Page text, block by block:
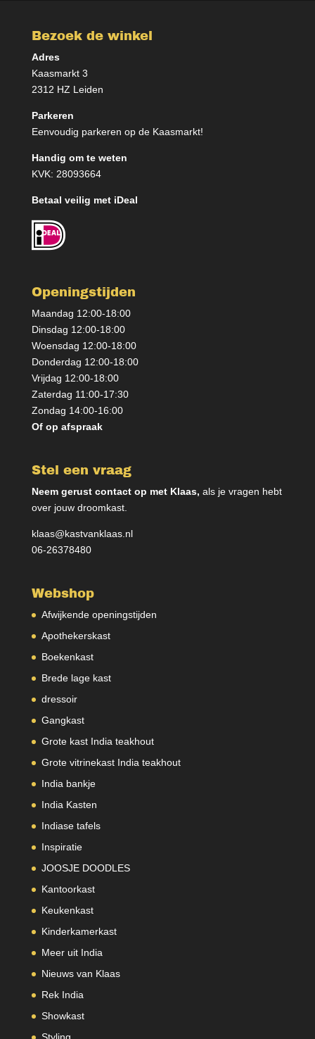
Bezoek de winkel
Adres
Kaasmarkt 3
2312 HZ Leiden
Parkeren
Eenvoudig parkeren op de Kaasmarkt!
Handig om te weten
KVK: 28093664
Betaal veilig met iDeal
Openingstijden
Maandag 12:00-18:00
Dinsdag 12:00-18:00
Woensdag 12:00-18:00
Donderdag 12:00-18:00
Vrijdag 12:00-18:00
Zaterdag 11:00-17:30
Zondag 14:00-16:00
Of op afspraak
Stel een vraag
Neem gerust contact op met Klaas, als je vragen hebt
over jouw droomkast.
klaas@kastvanklaas.nl
06-26378480
Webshop
Afwijkende openingstijden
Apothekerskast
Boekenkast
Brede lage kast
dressoir
Gangkast
Grote kast India teakhout
Grote vitrinekast India teakhout
India bankje
India Kasten
Indiase tafels
Inspiratie
JOOSJE DOODLES
Kantoorkast
Keukenkast
Kinderkamerkast
Meer uit India
Nieuws van Klaas
Rek India
Showkast